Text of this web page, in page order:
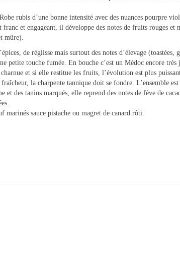
rubis d’une bonne intensité avec des nuances pourpre
franc et engageant, il développe des notes de fruits rouges et
mûre).
de réglisse mais surtout des notes d’élevage (toastées,
petite touche fumée. En bouche c’est un Médoc encore très
et si elle restitue les fruits, l’évolution est plus
la charpente tannique doit se fondre. L’ensemble
et des tanins marqués; elle reprend des notes de fève de
marinés sauce pistache ou magret de canard rôti.